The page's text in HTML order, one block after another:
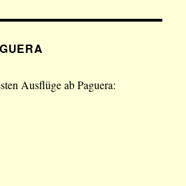
Ausflüge ab Paguera: